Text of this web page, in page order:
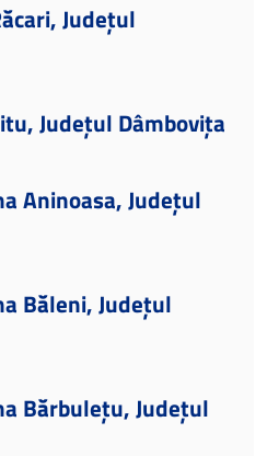
Județul
Județul Dâmbovița
Aninoasa, Județul
Băleni, Județul
Bărbulețu, Județul